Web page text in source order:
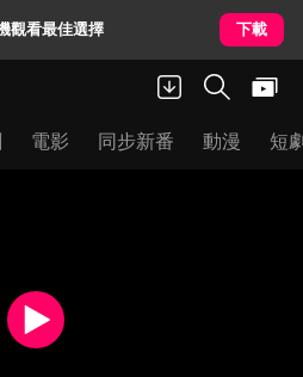
觀看最佳選擇 下載
電影 同步新番 動漫 短